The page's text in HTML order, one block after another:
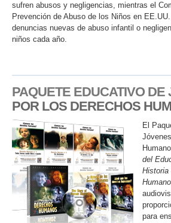
sufren abusos y negligencias, mientras el
Prevención de Abuso de los Niños en
denuncias nuevas de abuso infantil o
niños cada año.
PAQUETE EDUCATIVO DE
POR LOS DERECHOS
El
del
Historia
para